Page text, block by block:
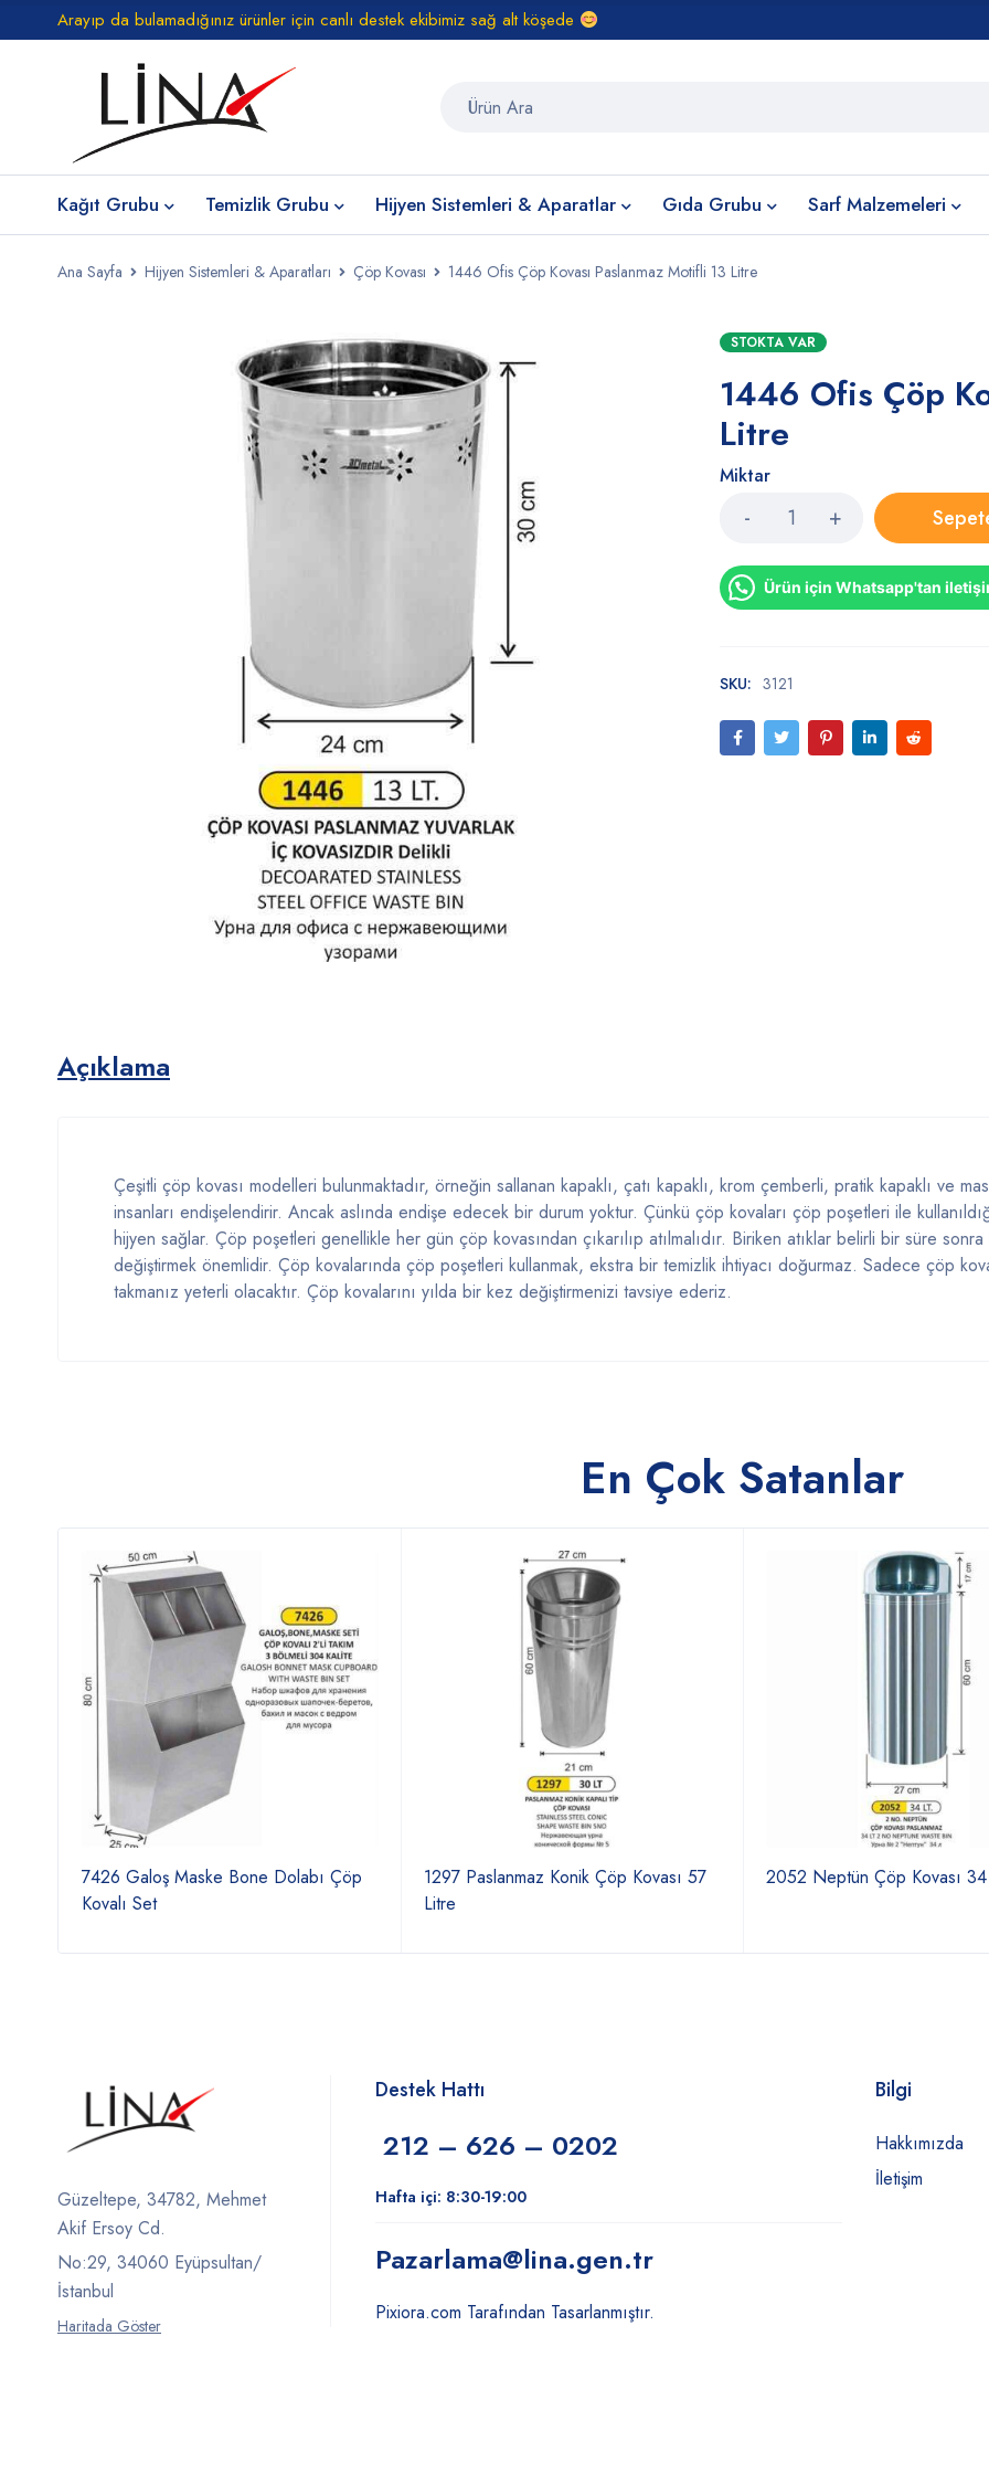
Arayıp da bulamadığınız ürünler için canlı destek ekibimiz sağ alt köşede
Kağıt Grubu Temizlik Grubu Hijyen Sistemleri & Aparatlar Gıda Grubu Sarf Malzemeleri
Ana Sayfa Hijyen Sistemleri & Aparatları Çöp Kovası 1446 Ofis Çöp Kovası Paslanmaz Motifli 13 Litre
STOKTA VAR
1446 Ofis Çöp
Litre
Miktar
Ürün için Whatsapp'tan
SKU: 3121
Açıklama
Çeşitli çöp kovası modelleri bulunmaktadır, örneğin sallanan kapaklı, çatı kapaklı, krom çemberli, pratik kapaklı ve
insanları endişelendirir. Ancak aslında endişe edecek bir durum yoktur. Çünkü çöp kovaları çöp poşetleri ile
hijyen sağlar. Çöp poşetleri genellikle her gün çöp kovasından çıkarılıp atılmalıdır. Biriken atıklar belirli bir süre
değiştirmek önemlidir. Çöp kovalarında çöp poşetleri kullanmak, ekstra bir temizlik ihtiyacı doğurmaz. Sadece çöp
takmanız yeterli olacaktır. Çöp kovalarını yılda bir kez değiştirmenizi tavsiye ederiz.
En Çok Satanlar
7426 Galoş Maske Bone Dolabı Çöp
Kovalı Set
1297 Paslanmaz Konik Çöp Kovası 57
Litre
2052 Neptün Çöp Kovası
Güzeltepe, 34782, Mehmet
Akif Ersoy Cd.
No:29, 34060 Eyüpsultan/
İstanbul
Haritada Göster
Destek Hattı
212 – 626 – 0202
Hafta içi: 8:30-19:00
Pazarlama@lina.gen.tr
Pixiora.com Tarafından Tasarlanmıştır.
Bilgi
Hakkımızda
İletişim